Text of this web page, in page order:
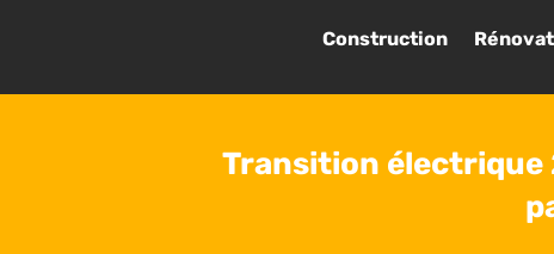
Construction
Transition électrique